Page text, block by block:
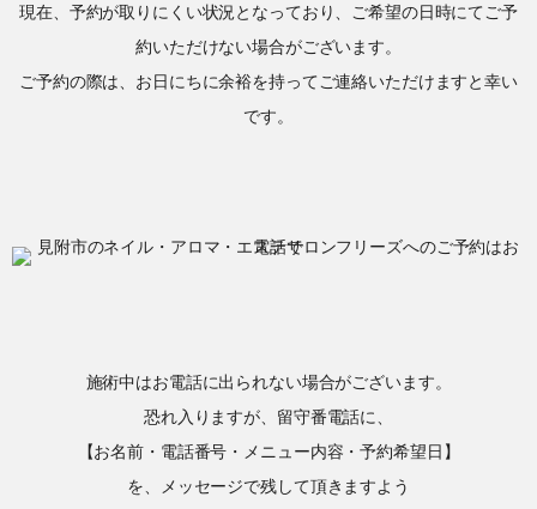
現在、予約が取りにくい状況となっており、ご希望の日時にてご予
約いただけない場合がございます。
ご予約の際は、お日にちに余裕を持ってご連絡いただけますと幸い
です。
施術中はお電話に出られない場合がございます。
恐れ入りますが、留守番電話に、
【お名前・電話番号・メニュー内容・予約希望日】
を、メッセージで残して頂きますよう